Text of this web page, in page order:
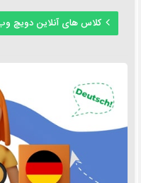
کلاس های آنلاین دویچ